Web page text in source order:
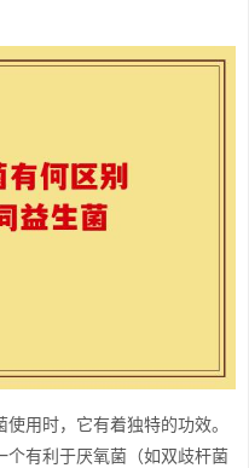
用时，它有着独特的功效。
个有利于厌氧菌（如双歧杆菌